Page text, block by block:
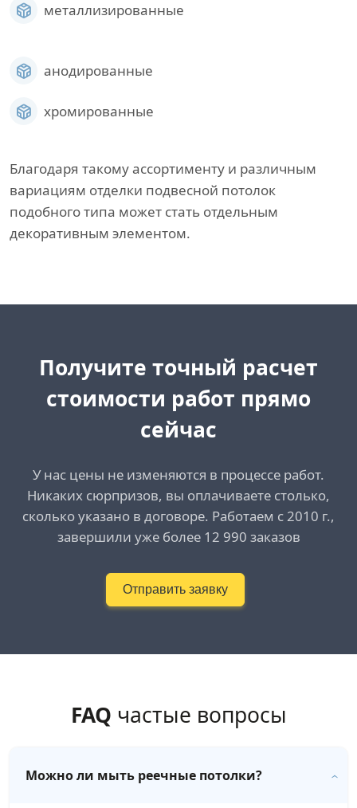
металлизированные
анодированные
хромированные
Благодаря такому ассортименту и различным
вариациям отделки подвесной потолок
подобного типа может стать отдельным
декоративным элементом.
Получите точный расчет
стоимости работ прямо
сейчас
У нас цены не изменяются в процессе работ.
Никаких сюрпризов, вы оплачиваете столько,
сколько указано в договоре. Работаем с 2010 г.,
завершили уже более 12 990 заказов
Отправить заявку
FAQ частые вопросы
Можно ли мыть реечные потолки?